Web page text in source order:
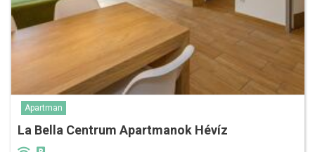
Apartman
La Bella Centrum Apartmanok Hévíz